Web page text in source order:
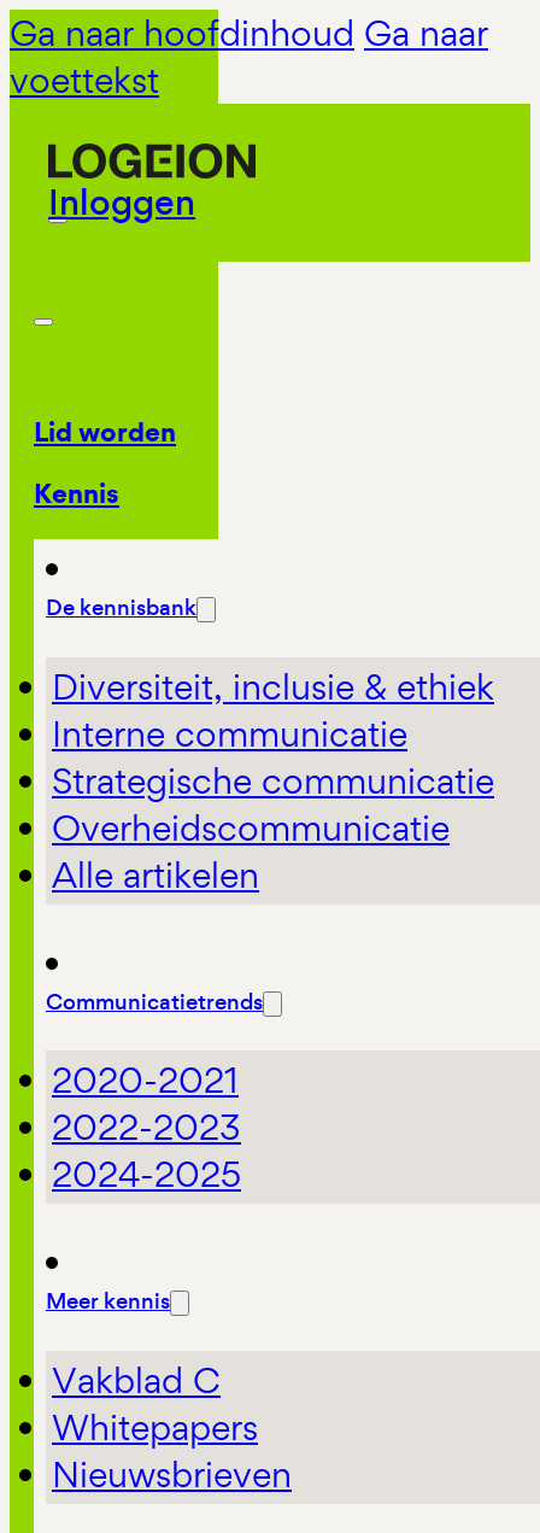
Ga naar hoofdinhoud Ga naar
voettekst
Inloggen
Lid worden
Kennis
De kennisbank
Diversiteit, inclusie & ethiek
Interne communicatie
Strategische communicatie
Overheidscommunicatie
Alle artikelen
Communicatietrends
2020-2021
2022-2023
2024-2025
Meer kennis
Vakblad C
Whitepapers
Nieuwsbrieven